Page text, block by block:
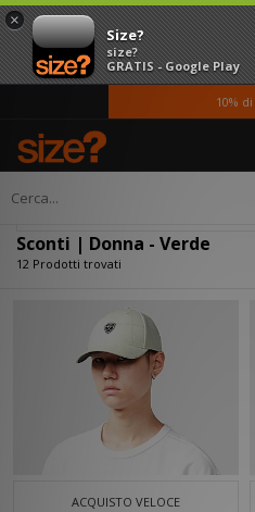
×
Size?
size?
GRATIS - Google Play
10% di
Home Donna
Sconti | Donna - Verde
12 Prodotti trovati
ACQUISTO VELOCE